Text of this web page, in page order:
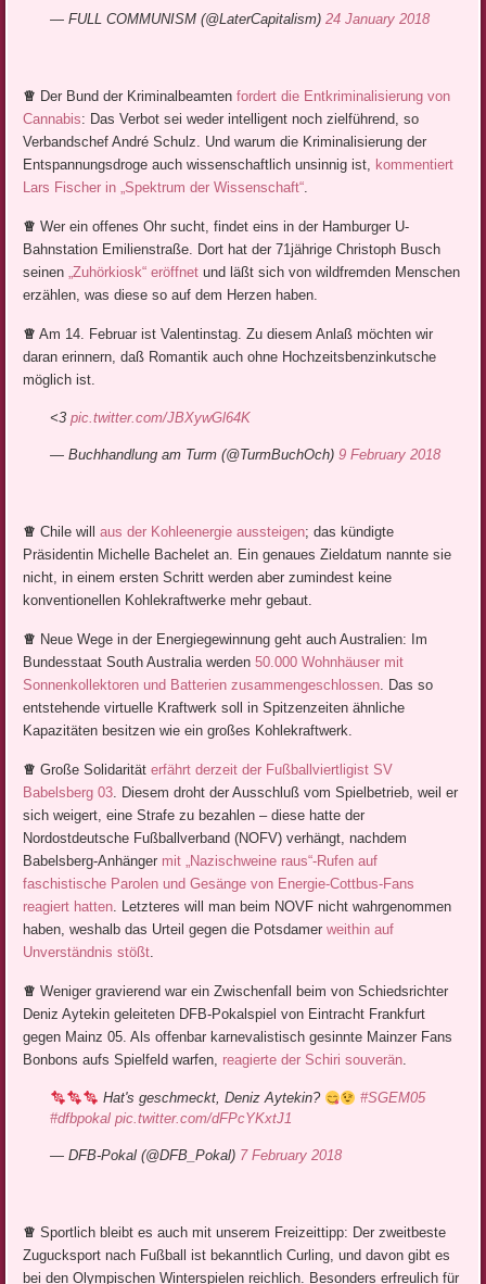
— FULL COMMUNISM (@LaterCapitalism)24 January 2018
♕ Der Bund der Kriminalbeamtenfordert die Entkriminalisierung von
Cannabis: Das Verbot sei weder intelligent noch zielführend, so
Verbandschef André Schulz. Und warum die Kriminalisierung der
Entspannungsdroge auch wissenschaftlich unsinnig ist, kommentiert
Lars Fischer in „Spektrum der Wissenschaft“.
♕ Wer ein offenes Ohr sucht, findet eins in der Hamburger U-
Bahnstation Emilienstraße. Dort hat der 71jährige Christoph Busch
seinen„Zuhörkiosk“ eröffnet und läßt sich von wildfremden Menschen
erzählen, was diese so auf dem Herzen haben.
♕ Am 14. Februar ist Valentinstag. Zu diesem Anlaß möchten wir
daran erinnern, daß Romantik auch ohne Hochzeitsbenzinkutsche
möglich ist.
<3pic.twitter.com/JBXywGl64K
— Buchhandlung am Turm (@TurmBuchOch)9 February 2018
♕ Chile willaus der Kohleenergie aussteigen; das kündigte
Präsidentin Michelle Bachelet an. Ein genaues Zieldatum nannte sie
nicht, in einem ersten Schritt werden aber zumindest keine
konventionellen Kohlekraftwerke mehr gebaut.
♕ Neue Wege in der Energiegewinnung geht auch Australien: Im
Bundesstaat South Australia werden50.000 Wohnhäuser mit
Sonnenkollektoren und Batterien zusammengeschlossen. Das so
entstehende virtuelle Kraftwerk soll in Spitzenzeiten ähnliche
Kapazitäten besitzen wie ein großes Kohlekraftwerk.
♕ Große Solidaritäterfährt derzeit der Fußballviertligist SV
Babelsberg 03. Diesem droht der Ausschluß vom Spielbetrieb, weil er
sich weigert, eine Strafe zu bezahlen – diese hatte der
Nordostdeutsche Fußballverband (NOFV) verhängt, nachdem
Babelsberg-Anhänger mit „Nazischweine raus“-Rufen auf
faschistische Parolen und Gesänge von Energie-Cottbus-Fans
reagiert hatten. Letzteres will man beim NOVF nicht wahrgenommen
haben, weshalb das Urteil gegen die Potsdamerweithin auf
Unverständnis stößt.
♕ Weniger gravierend war ein Zwischenfall beim von Schiedsrichter
Deniz Aytekin geleiteten DFB-Pokalspiel von Eintracht Frankfurt
gegen Mainz 05. Als offenbar karnevalistisch gesinnte Mainzer Fans
Bonbons aufs Spielfeld warfen, reagierte der Schiri souverän.
Hat's geschmeckt, Deniz Aytekin?
#SGEM05
#dfbpokal pic.twitter.com/dFPcYKxtJ1
— DFB-Pokal (@DFB_Pokal) 7 February 2018
♕ Sportlich bleibt es auch mit unserem Freizeittipp: Der zweitbeste
Zugucksport nach Fußball ist bekanntlich Curling, und davon gibt es
bei den Olympischen Winterspielen reichlich. Besonders erfreulich für